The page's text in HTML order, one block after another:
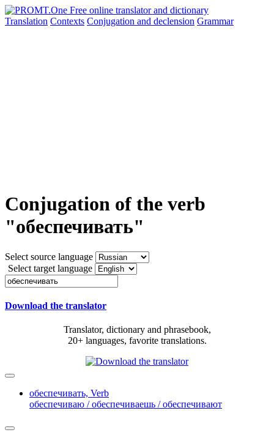
Translation Contexts Conjugation and declension Grammar
Conjugation of the verb
"обеспечивать"
Select source language
Select target language
Download the translator
Translator, dictionary and phrasebook,
20+ languages, favorite translations.
обеспечивать, Verb
обеспечиваю / обеспечиваешь / обеспечивают